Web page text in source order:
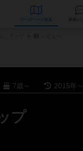
データベース
7歳～ 2015年～
プ